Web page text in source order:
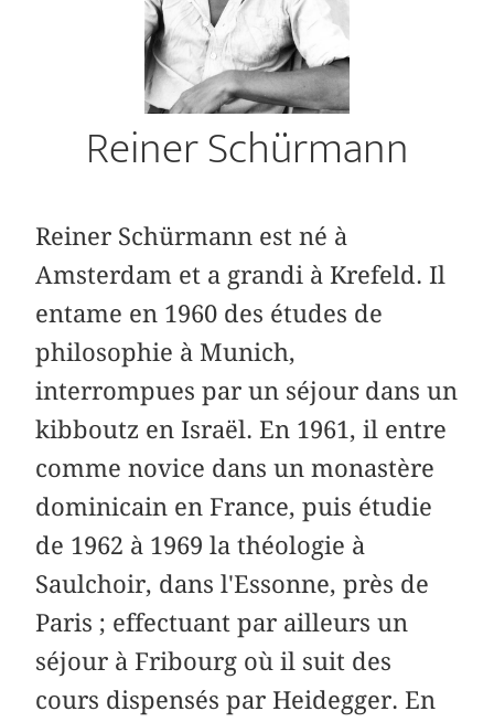
Reiner Schürmann
Reiner Schürmann est né à
Amsterdam et a grandi à Krefeld. Il
entame en 1960 des études de
philosophie à Munich,
interrompues par un séjour dans un
kibboutz en Israël. En 1961, il entre
comme novice dans un monastère
dominicain en France, puis étudie
de 1962 à 1969 la théologie à
Saulchoir, dans l'Essonne, près de
Paris ; effectuant par ailleurs un
séjour à Fribourg où il suit des
cours dispensés par Heidegger. En